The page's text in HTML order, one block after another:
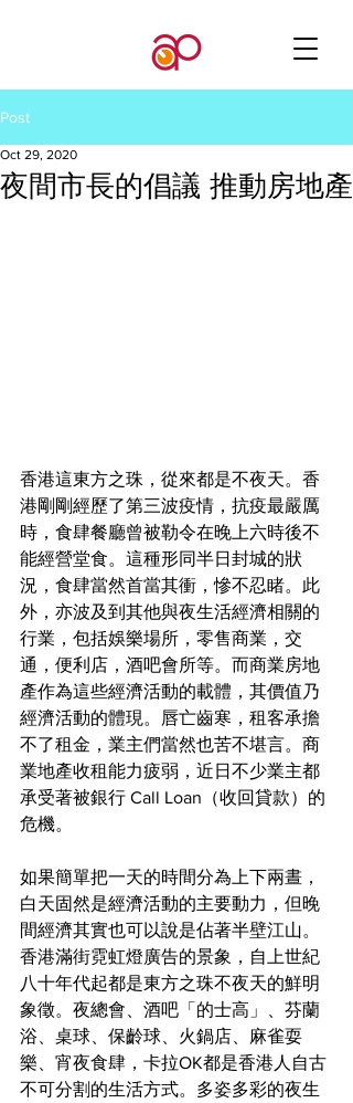
Post
夜間市長的倡議 推動房地產
Oct 29, 2020
香港這東方之珠，從來都是不夜天。香
港剛剛經歷了第三波疫情，抗疫最嚴厲
時，食肆餐廳曾被勒令在晚上六時後不
能經營堂食。這種形同半日封城的狀
況，食肆當然首當其衝，慘不忍睹。此
外，亦波及到其他與夜生活經濟相關的
行業，包括娛樂場所，零售商業，交
通，便利店，酒吧會所等。而商業房地
產作為這些經濟活動的載體，其價值乃
經濟活動的體現。唇亡齒寒，租客承擔
不了租金，業主們當然也苦不堪言。商
業地產收租能力疲弱，近日不少業主都
承受著被銀行 Call Loan（收回貸款）的
危機。
如果簡單把一天的時間分為上下兩晝，
白天固然是經濟活動的主要動力，但晚
間經濟其實也可以說是佔著半壁江山。
香港滿街霓虹燈廣告的景象，自上世紀
八十年代起都是東方之珠不夜天的鮮明
象徵。夜總會、酒吧「的士高」、芬蘭
浴、桌球、保齡球、火鍋店、麻雀耍
樂、宵夜食肆，卡拉OK都是香港人自古
不可分割的生活方式。多姿多彩的夜生